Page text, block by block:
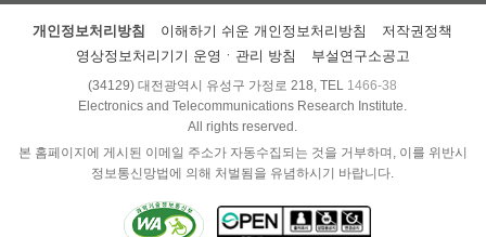
개인정보처리방침 이해하기 쉬운 개인정보처리방침
저작권정책
영상정보처리기기 운영ㆍ관리 방침
부설연구소공고
(34129) 대전광역시 유성구 가정로 218, TEL 1466-38
Electronics and Telecommunications Research Institute.
All rights reserved.
본 홈페이지에 게시된 이메일 주소가 자동수집되는 것을 거부하며, 이를 위반시
정보통신망법에 의해 처벌됨을 유념하시기 바랍니다.